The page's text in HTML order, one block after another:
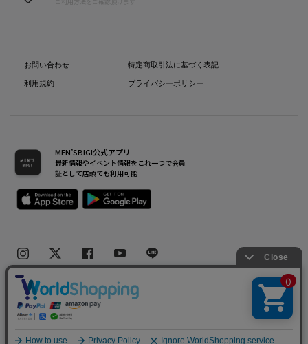
ご利用方法をご確認頂けます
お問い合わせ
利用規約
特定商取引法に基づく表記
プライバシーポリシー
MEN’SBIGI公式アプリ
最新情報やイベント情報をこれ一つで会員
証として店頭でも利用可能
Copyright(C) Bigi Co.,Ltd.All Rights Reserved.